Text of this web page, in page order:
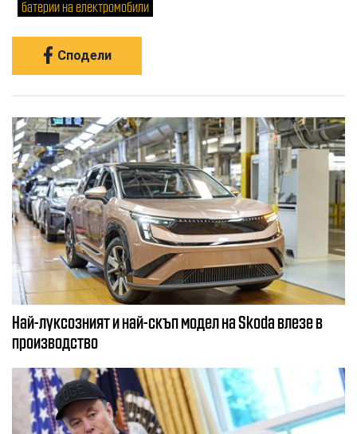
батерии на електромобили
Сподели
Най-луксозният и най-скъп модел на Skoda влезе в
производство